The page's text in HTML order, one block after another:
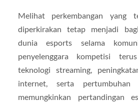
Melihat perkembangan yang
diperkirakan tetap menjadi
dunia esports selama
penyelenggara kompetisi
teknologi streaming,
internet, serta pertumbuhan
memungkinkan pertandingan